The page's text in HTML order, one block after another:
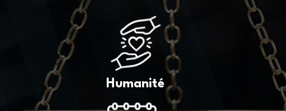
Humanité